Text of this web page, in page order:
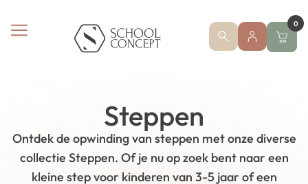
0
Steppen
Ontdek de opwinding van steppen met onze diverse
collectie Steppen. Of je nu op zoek bent naar een
kleine step voor kinderen van 3-5 jaar of een